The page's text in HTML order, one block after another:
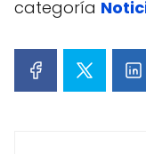
categoría